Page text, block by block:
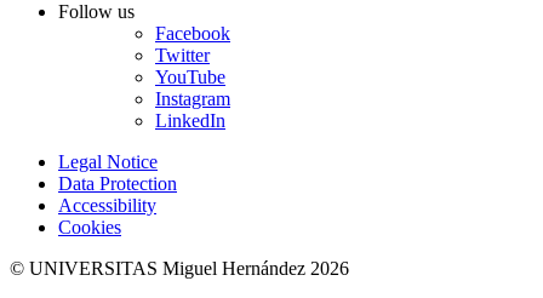
Follow us
Facebook
Twitter
YouTube
Instagram
LinkedIn
Legal Notice
Data Protection
Accessibility
Cookies
© UNIVERSITAS Miguel Hernández 2026